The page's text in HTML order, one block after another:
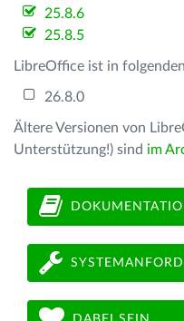
25.8.6
25.8.5
LibreOffice ist in folgenden
26.8.0
Ältere Versionen von
Unterstützung!) sind im